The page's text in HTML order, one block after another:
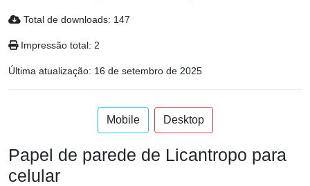
Total de downloads: 147
Impressão total: 2
Última atualização: 16 de setembro de 2025
Mobile Desktop
Papel de parede de Licantropo para
celular